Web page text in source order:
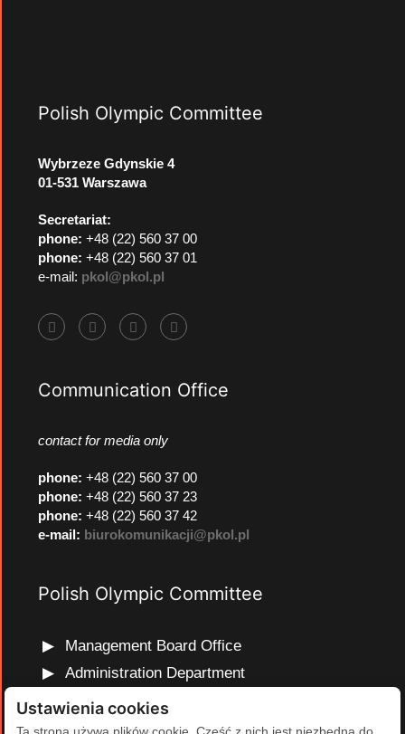
Polish Olympic Committee
Wybrzeze Gdynskie 4
01-531 Warszawa
Secretariat:
phone: +48 (22) 560 37 00
phone: +48 (22) 560 37 01
e-mail: pkol@pkol.pl
Communication Office
contact for media only
phone: +48 (22) 560 37 00
phone: +48 (22) 560 37 23
phone: +48 (22) 560 37 42
e-mail: biurokomunikacji@pkol.pl
Polish Olympic Committee
Management Board Office
Administration Department
Marketing and Communications Department
Olympic Education Department
Ustawienia cookies